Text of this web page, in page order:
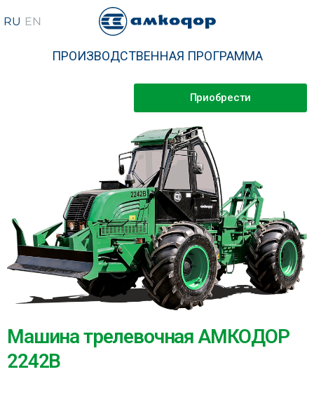
ПРОИЗВОДСТВЕННАЯ ПРОГРАММА
Приобрести
Машина трелевочная АМКОДОР
2242B